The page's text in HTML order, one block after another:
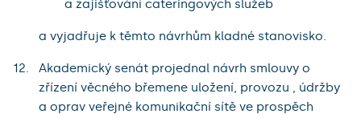
a zajišťování cateringových služeb
a vyjadřuje k těmto návrhům kladné stanovisko.
Akademický senát projednal návrh smlouvy o
zřízení věcného břemene uložení, provozu , údržby
a oprav veřejné komunikační sítě ve prospěch